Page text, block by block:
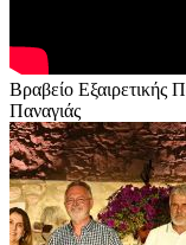
Βραβείο Εξαιρετικής
Παναγιάς